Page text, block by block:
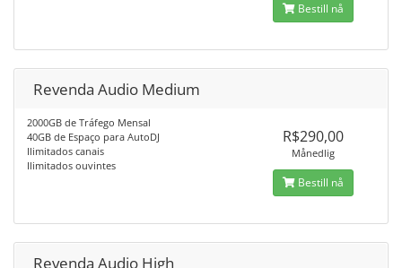
Bestill nå
Revenda Audio Medium
2000GB de Tráfego Mensal
40GB de Espaço para AutoDJ
Ilimitados canais
Ilimitados ouvintes
R$290,00
Månedlig
Bestill nå
Revenda Audio High